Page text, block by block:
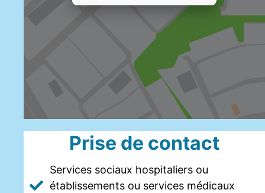
Prise de contact
Services sociaux hospitaliers ou
établissements ou services médicaux